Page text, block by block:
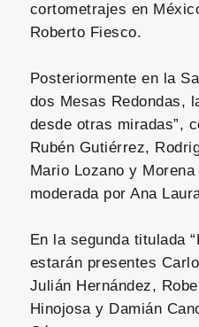
cortometrajes en
Roberto Fiesco.
Posteriormente en la
dos Mesas Redondas,
desde otras miradas”,
Rubén Gutiérrez,
Mario Lozano y
moderada por Ana
En la segunda titulada
estarán presentes
Julián Hernández,
Hinojosa y Damián